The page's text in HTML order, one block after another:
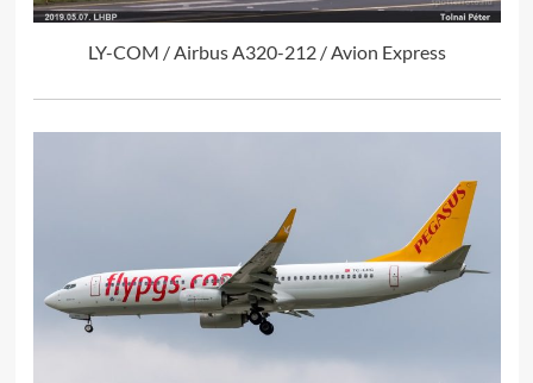
LY-COM / Airbus A320-212 / Avion Express